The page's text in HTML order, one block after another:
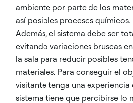
ambiente por parte de los
así posibles procesos químicos.
Además, el sistema debe ser
evitando variaciones bruscas
la sala para reducir posibles
materiales. Para conseguir el
visitante tenga una experiencia
sistema tiene que percibirse lo